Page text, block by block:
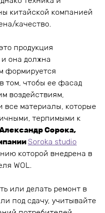
китайской компанией
качество.
продукция
она должна
формируется
том, чтобы ее фасад
воздействиям,
все материалы, которые
терпимыми к
Сорока,
Soroka studio
которой внедрена в
WOL.
или делать ремонт в
под сдачу, учитывайте